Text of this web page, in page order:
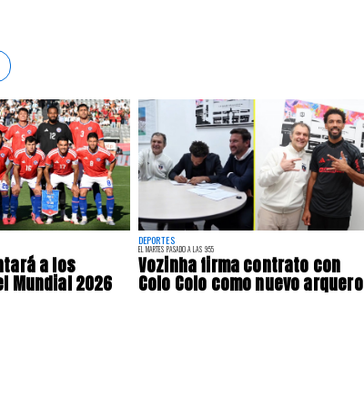
a los
Mundial 2026
DEPORTES
EL MARTES PASADO A LAS 9:55
Vozinha firma contrato con
Colo Colo como nuevo arquero